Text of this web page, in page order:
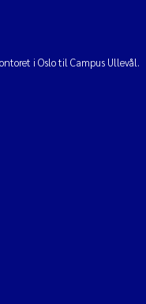
i Oslo til Campus Ullevål.